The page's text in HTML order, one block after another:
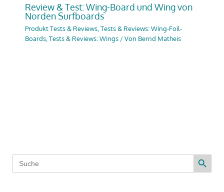
Review & Test: Wing-Board und Wing von
Norden Surfboards
Produkt Tests & Reviews, Tests & Reviews: Wing-Foil-
Boards, Tests & Reviews: Wings/ Von Bernd Matheis
Search
for:
Search Button